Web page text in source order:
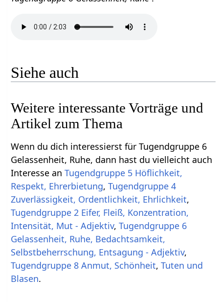
Siehe auch
Weitere interessante Vorträge und
Artikel zum Thema
Wenn du dich interessierst für Tugendgruppe 6
Gelassenheit, Ruhe, dann hast du vielleicht auch
Interesse anTugendgruppe 5 Höflichkeit,
Respekt, Ehrerbietung,Tugendgruppe 4
Zuverlässigkeit, Ordentlichkeit, Ehrlichkeit,
Tugendgruppe 2 Eifer, Fleiß, Konzentration,
Intensität, Mut - Adjektiv,Tugendgruppe 6
Gelassenheit, Ruhe, Bedachtsamkeit,
Selbstbeherrschung, Entsagung - Adjektiv,
Tugendgruppe 8 Anmut, Schönheit,Tuten und
Blasen.